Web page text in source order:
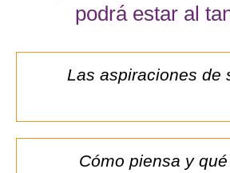
podrá estar al
Las aspiraciones de
Cómo piensa y